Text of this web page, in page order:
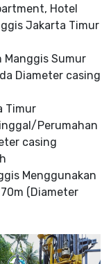
Hotel
Jakarta Timur
Manggis Sumur
Diameter casing
Timur
Perumahan
casing
Menggunakan
(Diameter